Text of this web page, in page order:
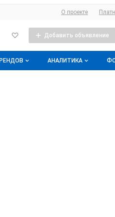
О сайте
О проекте
Добавить объявление
АНАЛИТИКА